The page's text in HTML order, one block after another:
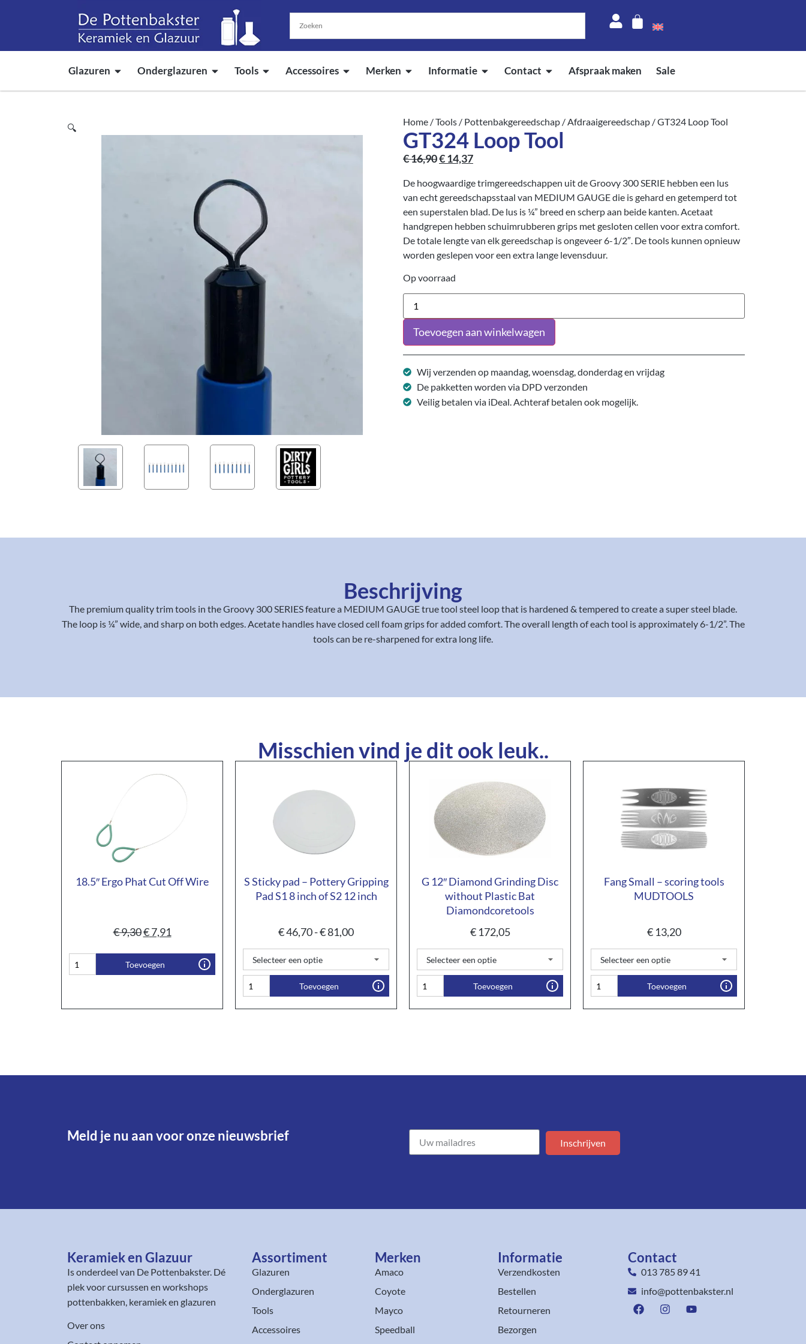
Glazuren Onderglazuren Tools Accessoires Merken Informatie Contact Afspraak maken Sale
🔍
Home /Tools / Pottenbakgereedschap /Afdraaigereedschap / GT324 Loop Tool
GT324 Loop Tool
€16,90€14,37
De hoogwaardige trimgereedschappen uit de Groovy 300 SERIE hebben een lus
van echt gereedschapsstaal van MEDIUM GAUGE die is gehard en getemperd tot
een superstalen blad. De lus is ¼” breed en scherp aan beide kanten. Acetaat
handgrepen hebben schuimrubberen grips met gesloten cellen voor extra comfort.
De totale lengte van elk gereedschap is ongeveer 6-1/2″. De tools kunnen opnieuw
worden geslepen voor een extra lange levensduur.
Op voorraad
Toevoegen aan winkelwagen
Wij verzenden op maandag, woensdag, donderdag en vrijdag
De pakketten worden via DPD verzonden
Veilig betalen via iDeal. Achteraf betalen ook mogelijk.
Beschrijving
The premium quality trim tools in the Groovy 300 SERIES feature a MEDIUM GAUGE true tool steel loop that is hardened & tempered to create a super steel blade.
The loop is ¼” wide, and sharp on both edges. Acetate handles have closed cell foam grips for added comfort. The overall length of each tool is approximately 6-1/2”. The
tools can be re-sharpened for extra long life.
Misschien vind je dit ook leuk..
18.5″ Ergo Phat Cut Off Wire
€9,30€7,91
Toevoegen
S Sticky pad – Pottery Gripping
Pad S1 8 inch of S2 12 inch
€46,70-€81,00
Toevoegen
G 12″ Diamond Grinding Disc
without Plastic Bat
Diamondcoretools
€172,05
Toevoegen
Fang Small – scoring tools
MUDTOOLS
€13,20
Toevoegen
Meld je nu aan voor onze nieuwsbrief​ Inschrijven
Keramiek en Glazuur​
Is onderdeel van De Pottenbakster. Dé
plek voor cursussen en workshops
pottenbakken, keramiek en glazuren
Over ons
Assortiment​
Glazuren
Onderglazuren
Tools
Accessoires
Merken
Amaco
Coyote
Mayco
Speedball
Informatie
Verzendkosten
Bestellen
Retourneren
Bezorgen
Contact
013 785 89 41
info@pottenbakster.nl